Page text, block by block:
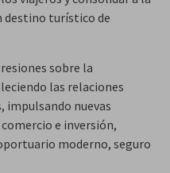
destino turístico de
sobre la
las relaciones
impulsando nuevas
e inversión,
moderno, seguro